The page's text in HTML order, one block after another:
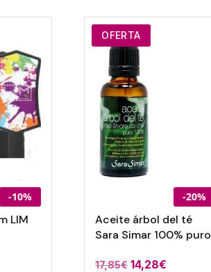
-10%
LIM
OFERTA
-20%
Aceite árbol del té
Sara Simar 100% puro
17,85€ 14,28€